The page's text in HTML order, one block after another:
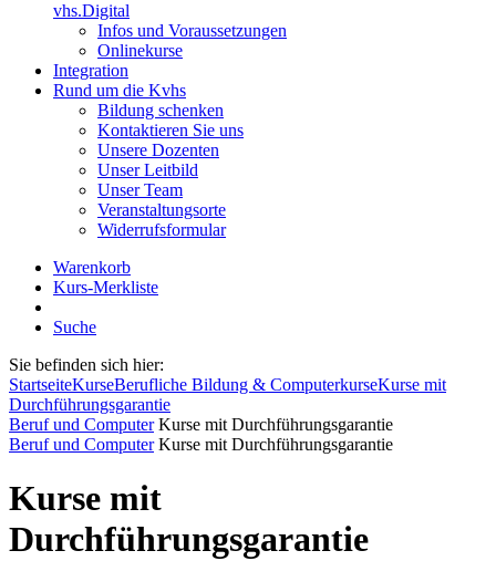
vhs.Digital
Infos und Voraussetzungen
Onlinekurse
Integration
Rund um die Kvhs
Bildung schenken
Kontaktieren Sie uns
Unsere Dozenten
Unser Leitbild
Unser Team
Veranstaltungsorte
Widerrufsformular
Warenkorb
Kurs-Merkliste
Suche
Sie befinden sich hier:
StartseiteKurseBerufliche Bildung & ComputerkurseKurse mit
Durchführungsgarantie
Beruf und Computer Kurse mit Durchführungsgarantie
Beruf und Computer Kurse mit Durchführungsgarantie
Kurse mit
Durchführungsgarantie